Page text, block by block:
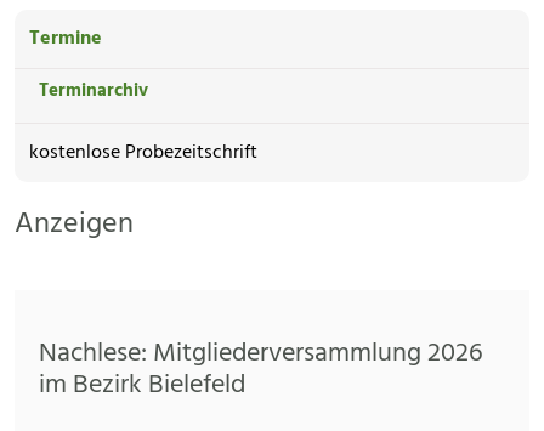
Termine
Terminarchiv
kostenlose Probezeitschrift
Anzeigen
Nachlese: Mitgliederversammlung 2026
im Bezirk Bielefeld